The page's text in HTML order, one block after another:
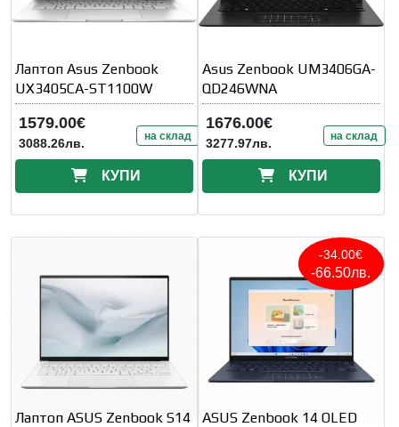
Лаптоп Asus Zenbook
UX3405CA-ST1100W
1579.00€
3088.26лв. на склад
КУПИ
Asus Zenbook UM3406GA-
QD246WNA
1676.00€
3277.97лв. на склад
КУПИ
Лаптоп ASUS Zenbook S14
-34.00€
-66.50лв.
ASUS Zenbook 14 OLED